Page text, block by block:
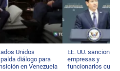
Unidos
diálogo para
en Venezuela
EE. UU. sanciona a
empresas y
funcionarios